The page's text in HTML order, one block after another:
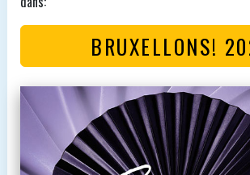
BRUXELLONS!